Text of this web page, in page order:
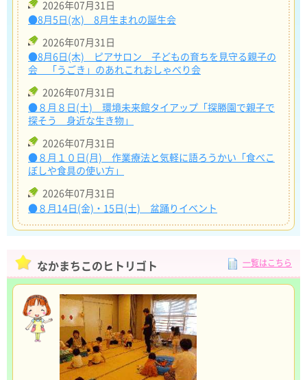
2026年07月31日
●8月5日(水) 8月生まれの誕生会
2026年07月31日
●8月6日(木) ピアサロン 子どもの育ちを見守る親子の
会 「うごき」のあれこれおしゃべり会
2026年07月31日
●８月８日(土) 環境未来館タイアップ「探勝園で親子で
探そう 身近な生き物」
2026年07月31日
●８月１０日(月) 作業療法と気軽に語ろうかい「食べこ
ぼしや食具の使い方」
2026年07月31日
●８月14日(金)・15日(土) 盆踊りイベント
なかまちこのヒトリゴト 一覧はこちら